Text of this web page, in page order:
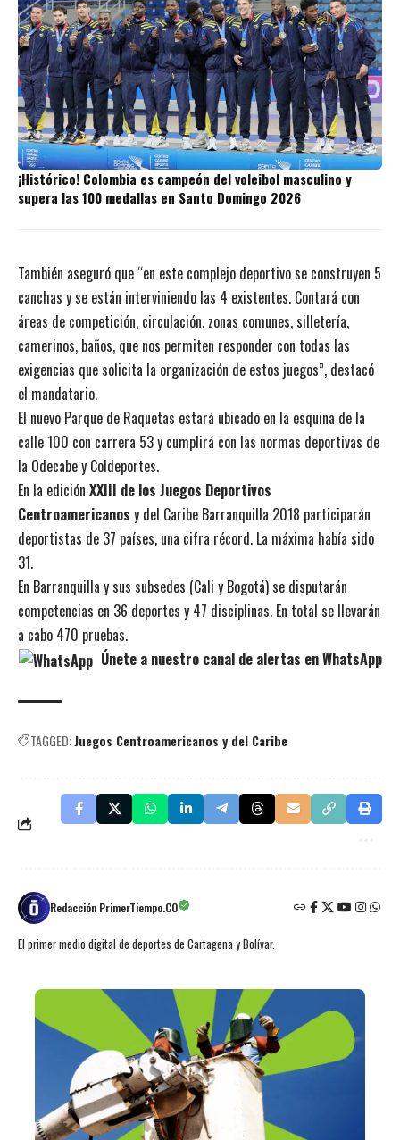
¡Histórico! Colombia es campeón del voleibol masculino y
supera las 100 medallas en Santo Domingo 2026
También aseguró que “en este complejo deportivo se construyen 5
canchas y se están interviniendo las 4 existentes. Contará con
áreas de competición, circulación, zonas comunes, silletería,
camerinos, baños, que nos permiten responder con todas las
exigencias que solicita la organización de estos juegos”, destacó
el mandatario.
El nuevo Parque de Raquetas estará ubicado en la esquina de la
calle 100 con carrera 53 y cumplirá con las normas deportivas de
la Odecabe y Coldeportes.
En la edición XXIII de los Juegos Deportivos
Centroamericanos y del Caribe Barranquilla 2018 participarán
deportistas de 37 países, una cifra récord. La máxima había sido
31.
En Barranquilla y sus subsedes (Cali y Bogotá) se disputarán
competencias en 36 deportes y 47 disciplinas. En total se llevarán
a cabo 470 pruebas.
Únete a nuestro canal de alertas en WhatsApp
TAGGED:Juegos Centroamericanos y del Caribe
Redacción PrimerTiempo.CO
El primer medio digital de deportes de Cartagena y Bolívar.